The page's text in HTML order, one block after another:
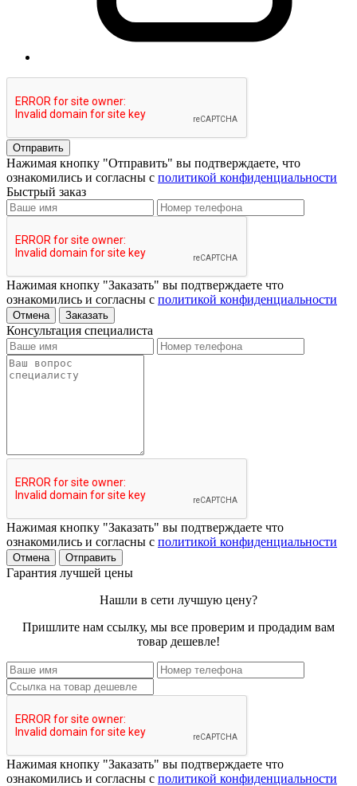
Отправить
Нажимая кнопку "Отправить" вы подтверждаете, что
ознакомились и согласны с политикой конфиденциальности
Быстрый заказ
Нажимая кнопку "Заказать" вы подтверждаете что
ознакомились и согласны с политикой конфиденциальности
Отмена Заказать
Консультация специалиста
Нажимая кнопку "Заказать" вы подтверждаете что
ознакомились и согласны с политикой конфиденциальности
Отмена Отправить
Гарантия лучшей цены
Нашли в сети лучшую цену?
Пришлите нам ссылку, мы все проверим и продадим вам
товар дешевле!
Нажимая кнопку "Заказать" вы подтверждаете что
ознакомились и согласны с политикой конфиденциальности